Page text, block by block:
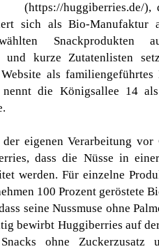
(https://huggiberries.de/
sich als Bio-Manufaktur
Snackprodukten
und kurze Zutatenlisten
als familiengeführtes
die Königsallee 14
eigenen Verarbeitung vor
dass die Nüsse in
werden. Für einzelne
100 Prozent geröstete
seine Nussmuse ohne
bewirbt Huggiberries auf
ohne Zuckerzusatz